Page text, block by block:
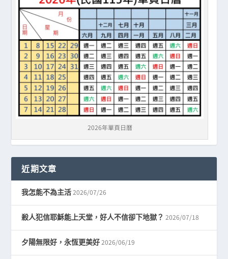
2026年單頁日曆
近期文章
我怎能不為主活 2026/07/26
殺人犯信耶穌能上天堂，好人不信卻下地獄？ 2026/07/18
夕陽無限好，永恆更美好 2026/06/19